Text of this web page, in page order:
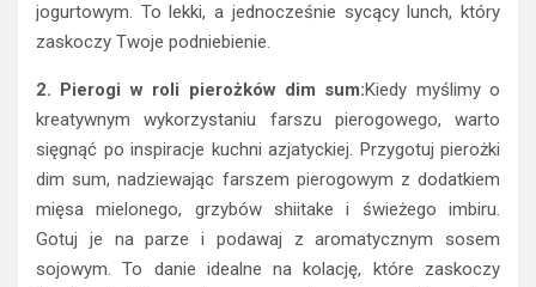
jogurtowym. To lekki, a jednocześnie sycący lunch, który
zaskoczy Twoje podniebienie.
2. Pierogi w roli pierożków dim sum:Kiedy myślimy o
kreatywnym wykorzystaniu farszu pierogowego, warto
sięgnąć po inspiracje kuchni azjatyckiej. Przygotuj pierożki
dim sum, nadziewając farszem pierogowym z dodatkiem
mięsa mielonego, grzybów shiitake i świeżego imbiru.
Gotuj je na parze i podawaj z aromatycznym sosem
sojowym. To danie idealne na kolację, które zaskoczy